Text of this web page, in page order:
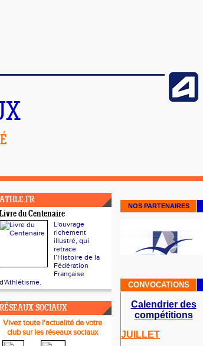
ATHLE.FR
Livre du Centenaire
L'ouvrage
richement
illustré, qui
retrace
l’Histoire de la
Fédération
Française
d'Athlétisme.
RÉSEAUX SOCIAUX
Vivez toute l'actualité de votre
club sur les réseaux sociaux
NOS PARTENAIRES
CONVOCATIONS
Calendrier des
compétitions
JUILLET